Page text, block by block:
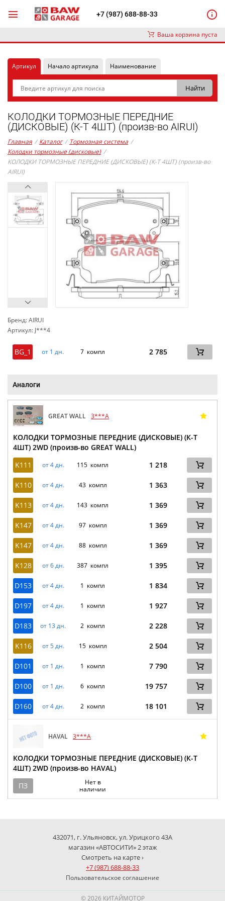
+7 (987) 688-88-33
Ваша корзина пуста
Артикул Начало артикула Наименование
КОЛОДКИ ТОРМОЗНЫЕ ПЕРЕДНИЕ
(ДИСКОВЫЕ) (К-Т 4ШТ) (произв-во AIRUI)
Главная / Каталог / Тормозная система /
Колодки тормозные (дисковые) /
КОЛОДКИ ТОРМОЗНЫЕ ПЕРЕДНИЕ (ДИСКОВЫЕ) (К-Т 4ШТ) (произв-во
AIRUI)
Бренд: AIRUI
Артикул: J***4
BG_1 от 1 дн. 7 компл 2 785
Аналоги
GREAT WALL 3***A
КОЛОДКИ ТОРМОЗНЫЕ ПЕРЕДНИЕ (ДИСКОВЫЕ) (К-Т
4ШТ) 2WD (произв-во GREAT WALL)
K111
от 4 дн. 115 компл 1 218
K110 от 4 дн. 43 компл 1 363
K113 от 4 дн. 143 компл 1 369
K147 от 4 дн. 97 компл 1 369
K147 от 4 дн. 88 компл 1 369
K128 от 6 дн. 387 компл 1 395
D153 от 4 дн. 1 компл 1 834
D197 от 4 дн. 1 компл 1 927
D183 от 13 дн. 2 компл 2 228
K116 от 5 дн. 15 компл 2 504
D101 от 1 дн. 1 компл 7 790
D100 от 1 дн. 6 компл 19 757
D160 от 4 дн. 2 компл 18 101
HAVAL 3***A
КОЛОДКИ ТОРМОЗНЫЕ ПЕРЕДНИЕ (ДИСКОВЫЕ) (К-Т
4ШТ) 2WD (произв-во HAVAL)
ПЗ
Нет в
наличии
432071, г. Ульяновск, ул. Урицкого 43А
магазин «АВТОСИТИ» 2 этаж
Смотреть на карте ›
+7 (987) 688-88-33
Пользовательское соглашение
© 2026 КИТАЙМОТОР